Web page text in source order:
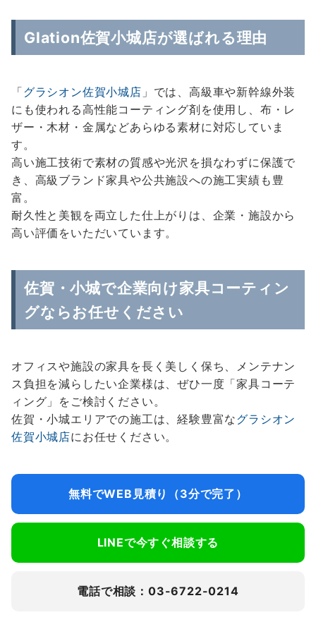
Glation佐賀小城店が選ばれる理由
「グラシオン佐賀小城店 」では、高級車や新幹線外装
にも使われる高性能コーティング剤を使用し、布・レ
ザー・木材・金属などあらゆる素材に対応していま
す。
高い施工技術で素材の質感や光沢を損なわずに保護で
き、高級ブランド家具や公共施設への施工実績も豊
富。
耐久性と美観を両立した仕上がりは、企業・施設から
高い評価をいただいています。
佐賀・小城で企業向け家具コーティン
グならお任せください
オフィスや施設の家具を長く美しく保ち、メンテナン
ス負担を減らしたい企業様は、ぜひ一度「家具コーテ
ィング」をご検討ください。
佐賀・小城エリアでの施工は、経験豊富なグラシオン
佐賀小城店にお任せください。
無料でWEB見積り（3分で完了）
LINEで今すぐ相談する
電話で相談：03-6722-0214